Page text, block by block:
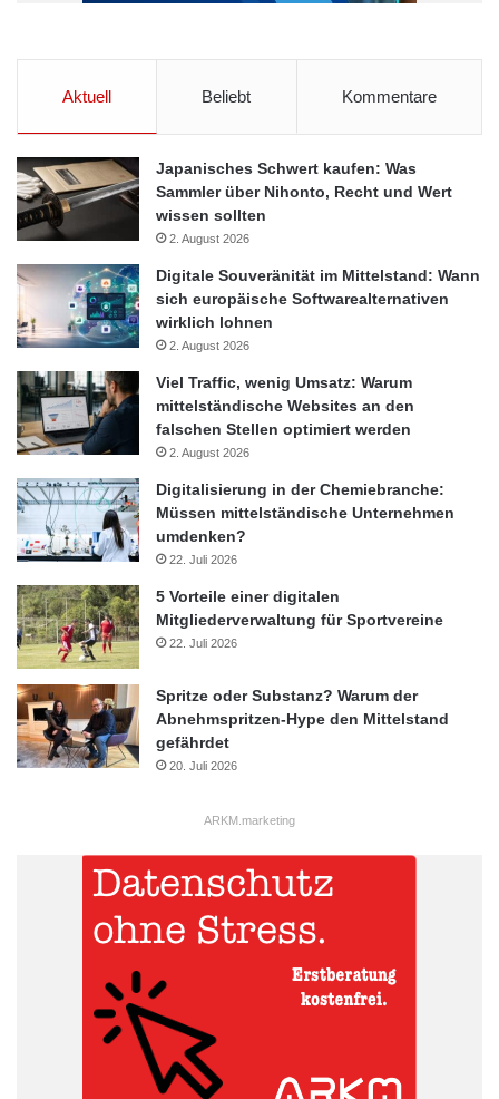
Aktuell Beliebt Kommentare
Japanisches Schwert kaufen: Was
Sammler über Nihonto, Recht und Wert
wissen sollten
2. August 2026
Digitale Souveränität im Mittelstand: Wann
sich europäische Softwarealternativen
wirklich lohnen
2. August 2026
Viel Traffic, wenig Umsatz: Warum
mittelständische Websites an den
falschen Stellen optimiert werden
2. August 2026
Digitalisierung in der Chemiebranche:
Müssen mittelständische Unternehmen
umdenken?
22. Juli 2026
5 Vorteile einer digitalen
Mitgliederverwaltung für Sportvereine
22. Juli 2026
Spritze oder Substanz? Warum der
Abnehmspritzen-Hype den Mittelstand
gefährdet
20. Juli 2026
ARKM.marketing